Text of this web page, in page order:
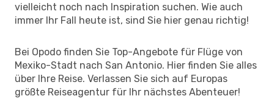
vielleicht noch nach Inspiration suchen. Wie auch
immer Ihr Fall heute ist, sind Sie hier genau richtig!
Bei Opodo finden Sie Top-Angebote für Flüge von
Mexiko-Stadt nach San Antonio. Hier finden Sie alles
über Ihre Reise. Verlassen Sie sich auf Europas
größte Reiseagentur für Ihr nächstes Abenteuer!